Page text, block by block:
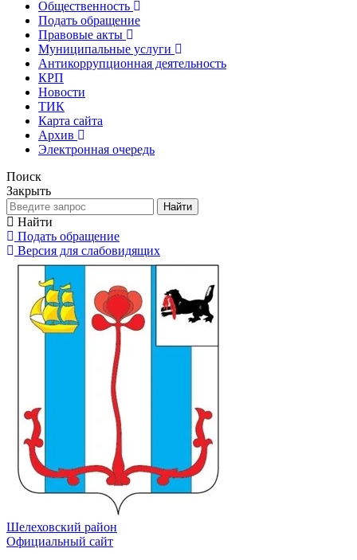
Общественность
Подать обращение
Правовые акты
Муниципальные услуги
Антикоррупционная деятельность
КРП
Новости
ТИК
Карта сайта
Архив
Электронная очередь
Поиск
Закрыть
Найти
Найти
Подать обращение
Версия для слабовидящих
Шелеховский район
Официальный сайт